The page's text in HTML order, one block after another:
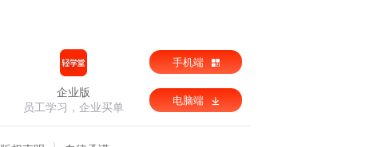
企业版
员工学习，企业买单
手机端
电脑端